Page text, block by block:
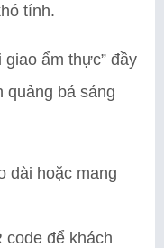
tính.
giao ẩm thực” đầy
quảng bá sáng
dài hoặc mang
code để khách